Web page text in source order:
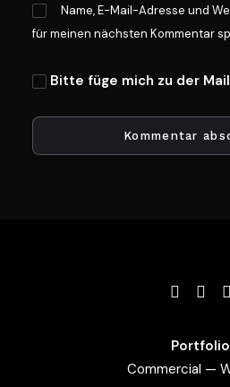
Name, E-Mail-Adresse und
für meinen nächsten Kommentar
Bitte füge mich zu der
Portfolio
Commercial —